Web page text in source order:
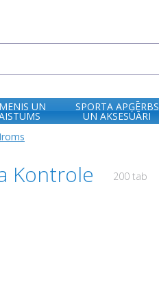
UN SPORTA APĢĒRBS
UN AKSESUĀRI
Kontrole 200 tab